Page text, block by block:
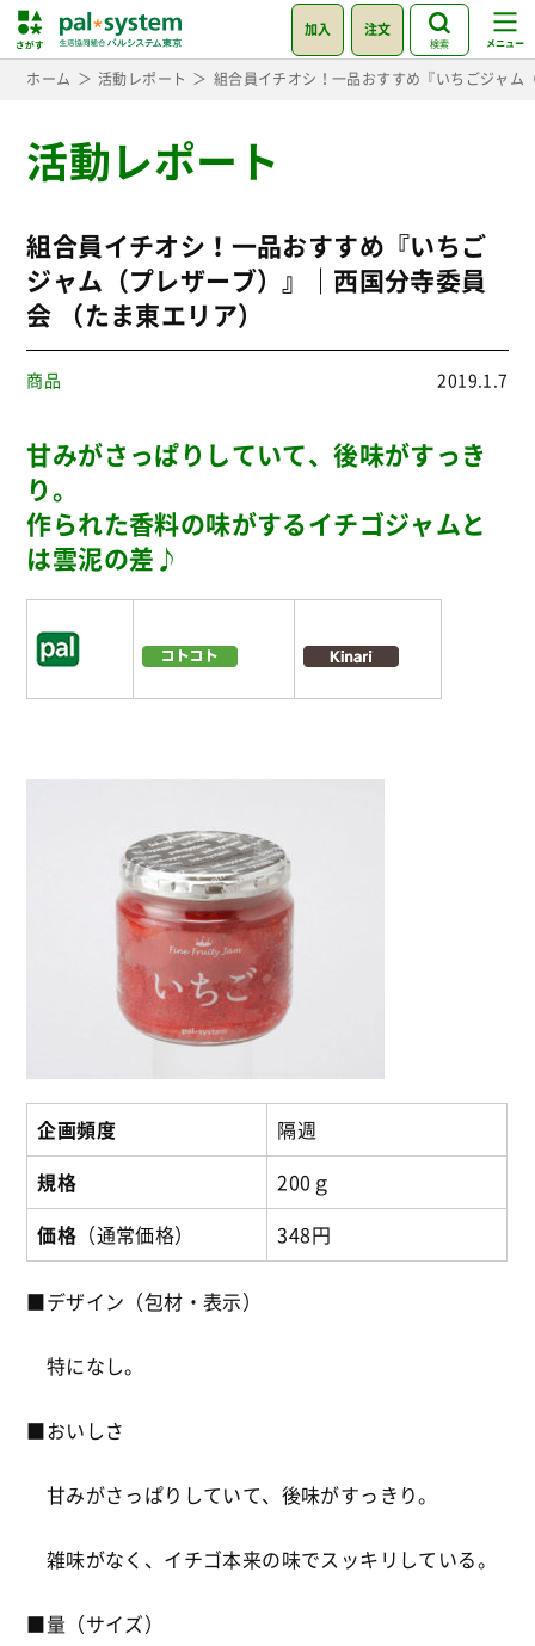
加入 注文
検索
ホーム 活動レポート 組合員イチオシ！一品おすすめ『いちごジャ
活動レポート
組合員イチオシ！一品おすすめ『いちご
ジャム（プレザーブ）』｜西国分寺委員
会 （たま東エリア）
商品 2019.1.7
甘みがさっぱりしていて、後味がすっき
り。
作られた香料の味がするイチゴジャムと
は雲泥の差♪
企画頻度
隔週
規格
200ｇ
価格 （通常価格） 348円
■デザイン（包材・表示）
特になし。
■おいしさ
甘みがさっぱりしていて、後味がすっきり。
雑味がなく、イチゴ本来の味でスッキリしている。
■量（サイズ）